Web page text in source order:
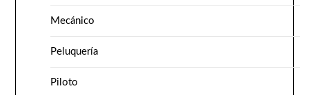
Mecánico
Peluquería
Piloto